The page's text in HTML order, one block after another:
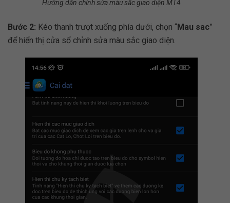
Hướng dẫn chỉnh sửa màu sắc giao diện MT4
Bước 2: Kéo thanh trượt xuống phía dưới, chọn “Mau sac”
để hiển thị cửa sổ chỉnh sửa màu sắc giao diện.